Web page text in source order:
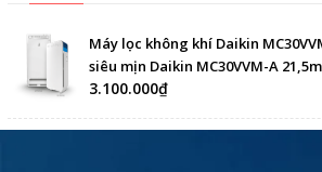
Máy lọc không khí Daikin
siêu mịn Daikin MC30VVM-A
3.100.000₫